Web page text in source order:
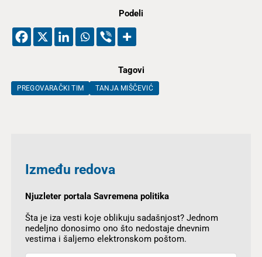
Podeli
Tagovi
PREGOVARAČKI TIM TANJA MIŠČEVIĆ
Između redova
Njuzleter portala Savremena politika
Šta je iza vesti koje oblikuju sadašnjost? Jednom
nedeljno donosimo ono što nedostaje dnevnim
vestima i šaljemo elektronskom poštom.